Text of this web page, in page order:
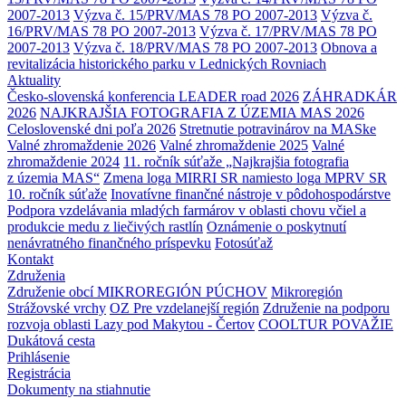
2007-2013 Výzva č. 15/PRV/MAS 78 PO 2007-2013 Výzva č.
16/PRV/MAS 78 PO 2007-2013 Výzva č. 17/PRV/MAS 78 PO
2007-2013 Výzva č. 18/PRV/MAS 78 PO 2007-2013 Obnova a
revitalizácia historického parku v Lednických Rovniach
Aktuality
Česko-slovenská konferencia LEADER road 2026 ZÁHRADKÁR
2026 NAJKRAJŠIA FOTOGRAFIA Z ÚZEMIA MAS 2026
Celoslovenské dni poľa 2026 Stretnutie potravinárov na MASke
Valné zhromaždenie 2026 Valné zhromaždenie 2025 Valné
zhromaždenie 2024 11. ročník súťaže „Najkrajšia fotografia
z územia MAS“ Zmena loga MIRRI SR namiesto loga MPRV SR
10. ročník súťaže Inovatívne finančné nástroje v pôdohospodárstve
Podpora vzdelávania mladých farmárov v oblasti chovu včiel a
produkcie medu z liečivých rastlín Oznámenie o poskytnutí
nenávratného finančného príspevku Fotosúťaž
Kontakt
Združenia
Združenie obcí MIKROREGIÓN PÚCHOV Mikroregión
Strážovské vrchy OZ Pre vzdelanejší región Združenie na podporu
rozvoja oblasti Lazy pod Makytou - Čertov COOLTUR POVAŽIE
Dukátová cesta
Prihlásenie
Registrácia
Dokumenty na stiahnutie